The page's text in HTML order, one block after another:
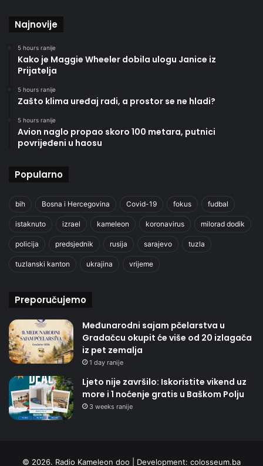
Najnovije
5 hours ranije
Kako je Maggie Wheeler dobila ulogu Janice iz
Prijatelja
5 hours ranije
Zašto klima uređaj radi, a prostor se ne hladi?
5 hours ranije
Avion naglo propao skoro 100 metara, putnici
povrijeđeni u haosu
Popularno
bih Bosna i Hercegovina Covid-19 fokus fudbal
istaknuto izrael kameleon koronavirus milorad dodik
policija predsjednik rusija sarajevo tuzla
tuzlanski kanton ukrajina vrijeme
Preporučujemo
Međunarodni sajam pčelarstva u
Gradačcu okupit će više od 20 izlagača
iz pet zemalja
1 day ranije
Ljeto nije završilo: Iskoristite vikend uz
more i 1 noćenje gratis u Baškom Polju
3 weeks ranije
© 2026. Radio Kameleon doo | Development: colosseum.ba